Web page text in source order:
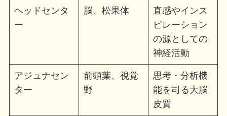
ヘッドセンタ
ー
脳、松果体
直感やインス
ピレーション
の源としての
神経活動
アジュナセン
ター
前頭葉、視覚
野
思考・分析機
能を司る大脳
皮質